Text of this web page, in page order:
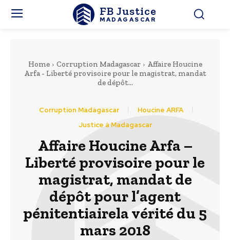
FB Justice
MADAGASCAR
Home Corruption Madagascar
Affaire Houcine
Arfa - Liberté provisoire pour le magistrat, mandat
de dépôt...
Corruption Madagascar
Houcine ARFA
Justice à Madagascar
Affaire Houcine Arfa –
Liberté provisoire pour le
magistrat, mandat de
dépôt pour l’agent
pénitentiairela vérité du 5
mars 2018